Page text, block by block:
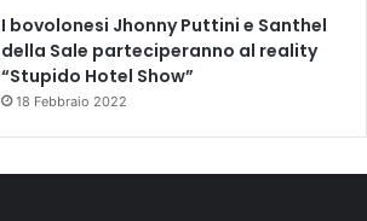
I bovolonesi Jhonny Puttini e Santhel
della Sale parteciperanno al reality
“Stupido Hotel Show”
18 Febbraio 2022